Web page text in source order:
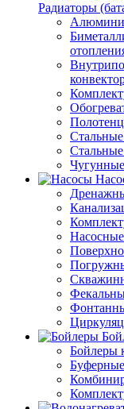
Радиаторы
Бойлеры